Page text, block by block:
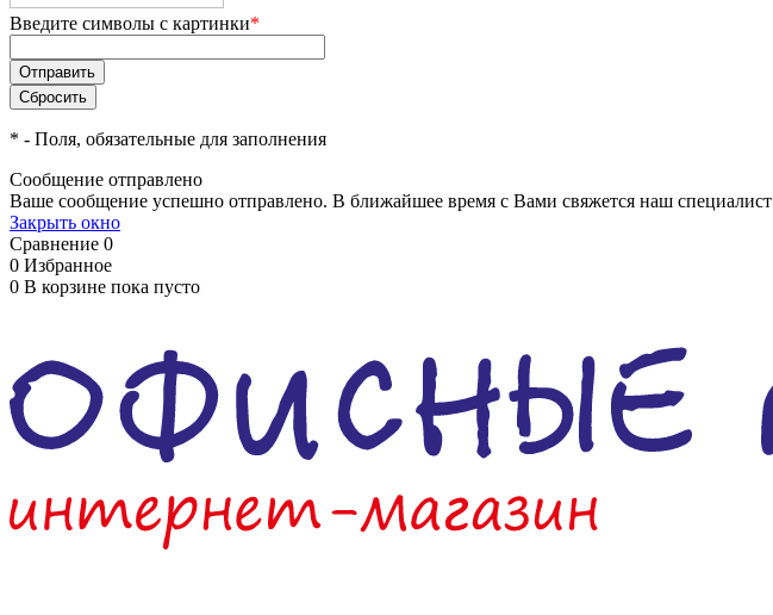
Введите символы с картинки*
* - Поля, обязательные для заполнения
Сообщение отправлено
Ваше сообщение успешно отправлено. В ближайшее время с Вами свяжется наш специалист
Закрыть окно
Сравнение 0
0 Избранное
0 В корзине пока пусто